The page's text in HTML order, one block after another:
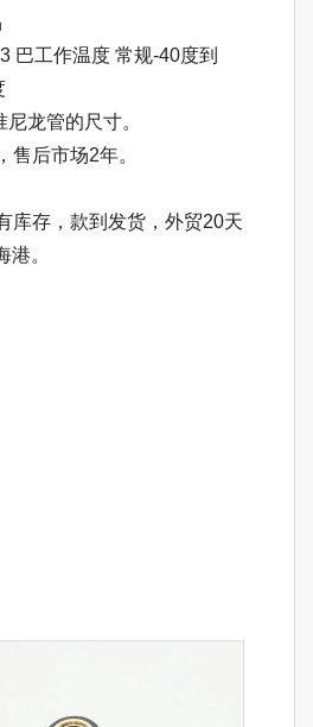
巴工作温度 常规-40度到
龙管的尺寸。
售后市场2年。
库存，款到发货，外贸20天
。